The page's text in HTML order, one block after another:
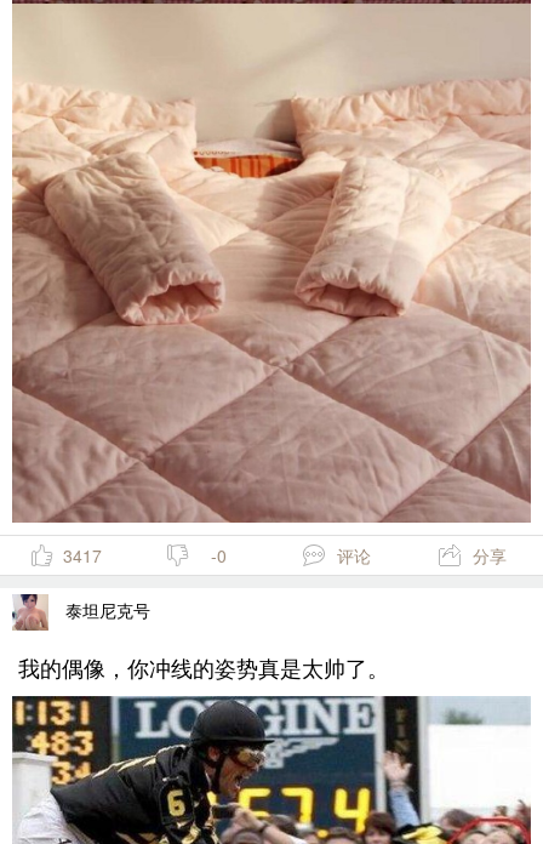
3417 -0 评论 分享
泰坦尼克号
我的偶像，你冲线的姿势真是太帅了。